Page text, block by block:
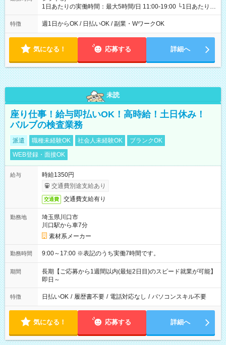
1日あたりの実働時間：最大5時間/日 11:00-19:00 └1日あたりの
実働時間：1-5時間 └上記の時間帯内であれば、いつでも勤務可
能！ └平日・土曜日の中で、お好きな曜日でご勤務いただけま
18:00 などのように、自由な働き方が可能なお仕事です！
特徴 週1日からOK / 日払いOK / 副業・WワークOK
気になる！ 応募する 詳細へ
未読
座り仕事！給与即払いOK！高時給！土日休み！
バルブの検査業務
派遣 職種未経験OK 社会人未経験OK
ブランクOK
WEB登録・面接OK
給与
時給1350円
交通費別途支給あり
交通費 交通費支給有り
勤務地
埼玉県川口市
川口駅から車7分
素材系メーカー
勤務時間 9:00～17:00 ※表記のうち実働7時間です。
期間
長期【ご応募から1週間以内(最短2日目)のスピード就業が可能】
即日～
特徴 日払いOK / 履歴書不要 / 電話対応なし / パソコンスキル不要
気になる！ 応募する 詳細へ